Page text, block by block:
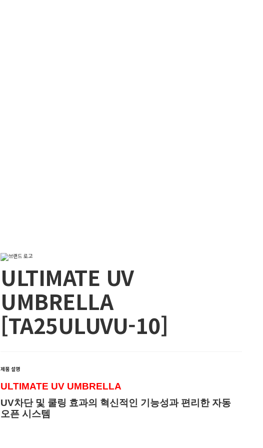
ULTIMATE UV
UMBRELLA
[TA25ULUVU-10]
제품 설명
ULTIMATE UV UMBRELLA
UV차단 및 쿨링 효과의 혁신적인 기능성과 편리한 자동
오픈 시스템